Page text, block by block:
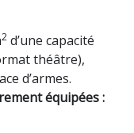
2 d’une capacité
théâtre),
d’armes.
équipées :